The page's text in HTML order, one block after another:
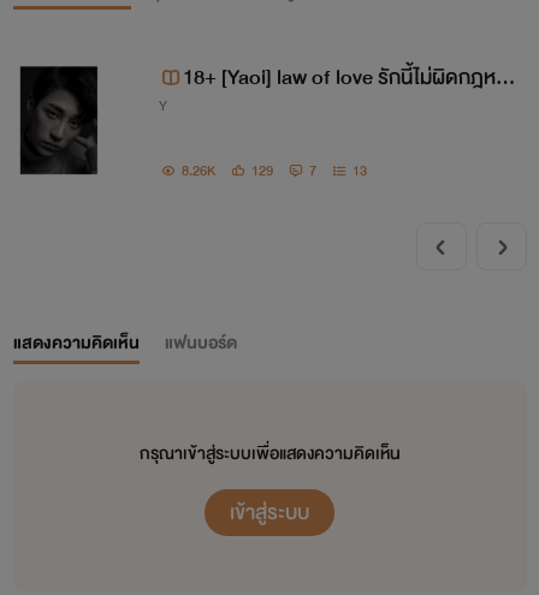
สวัสดีค่าาา เรียกเราว่า ลิลิน หรือจะเรียก หลิน ก็ได้
ขอบคุณทุกคนมากน้า
18+ [Yaoi] law of love รักนี้ไม่ผิดกฎหมา
Y
8.26K 129 7 13
แสดงความคิดเห็น แฟนบอร์ด
กรุณาเข้าสู่ระบบเพื่อแสดงความคิดเห็น
เข้าสู่ระบบ